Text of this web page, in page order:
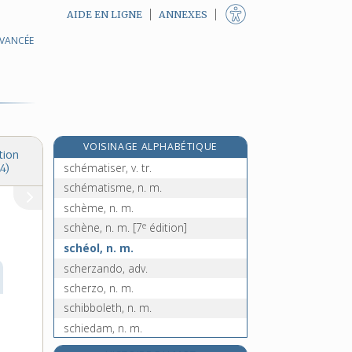
AIDE EN LIGNE ANNEXES
VOISINAGE ALPHABÉTIQUE
schématisation, n. f.
schématiser, v. tr.
schématisme, n. m.
schème, n. m.
schène, n. m. [7e édition]
schéol, n. m.
scherzando, adv.
scherzo, n. m.
schibboleth, n. m.
schiedam, n. m.
schilling, n. m.